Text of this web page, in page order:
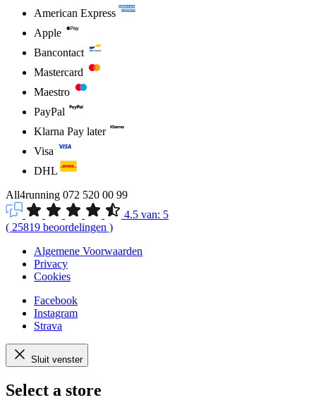
American Express
Apple
Bancontact
Mastercard
Maestro
PayPal
Klarna Pay later
Visa
DHL
All4running 072 520 00 99
4.5 van: 5
( 25819 beoordelingen )
Algemene Voorwaarden
Privacy
Cookies
Facebook
Instagram
Strava
Sluit venster
Select a store